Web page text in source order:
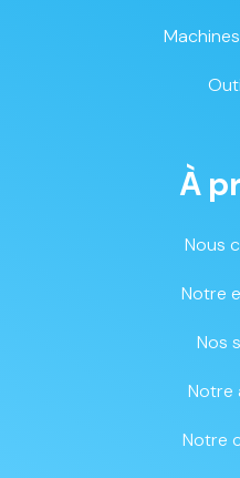
À
Nous
Notre
Nos
Notre
Notre